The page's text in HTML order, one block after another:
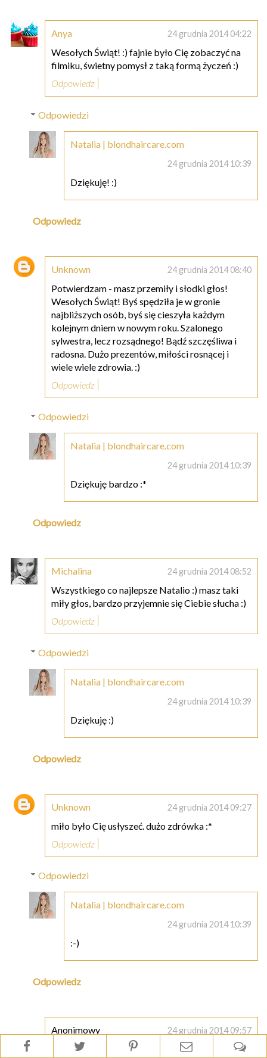
Anya 24 grudnia 2014 04:22
Wesołych Świąt! :) fajnie było Cię zobaczyć na
filmiku, świetny pomysł z taką formą życzeń :)
Odpowiedz
Odpowiedzi
Natalia | blondhaircare.com
24 grudnia 2014 10:39
Dziękuję! :)
Odpowiedz
Unknown 24 grudnia 2014 08:40
Potwierdzam - masz przemiły i słodki głos!
Wesołych Świąt! Byś spędziła je w gronie
najbliższych osób, byś się cieszyła każdym
kolejnym dniem w nowym roku. Szalonego
sylwestra, lecz rozsądnego! Bądź szczęśliwa i
radosna. Dużo prezentów, miłości rosnącej i
wiele wiele zdrowia. :)
Odpowiedz
Odpowiedzi
Natalia | blondhaircare.com
24 grudnia 2014 10:39
Dziękuję bardzo :*
Odpowiedz
Michalina 24 grudnia 2014 08:52
Wszystkiego co najlepsze Natalio :) masz taki
miły głos, bardzo przyjemnie się Ciebie słucha :)
Odpowiedz
Odpowiedzi
Natalia | blondhaircare.com
24 grudnia 2014 10:39
Dziękuję :)
Odpowiedz
Unknown 24 grudnia 2014 09:27
miło było Cię usłyszeć. dużo zdrówka :*
Odpowiedz
Odpowiedzi
Natalia | blondhaircare.com
24 grudnia 2014 10:39
:-)
Odpowiedz
Anonimowy 24 grudnia 2014 09:57
Wesołych Świąt ;-) miło było Cię poznać! My też